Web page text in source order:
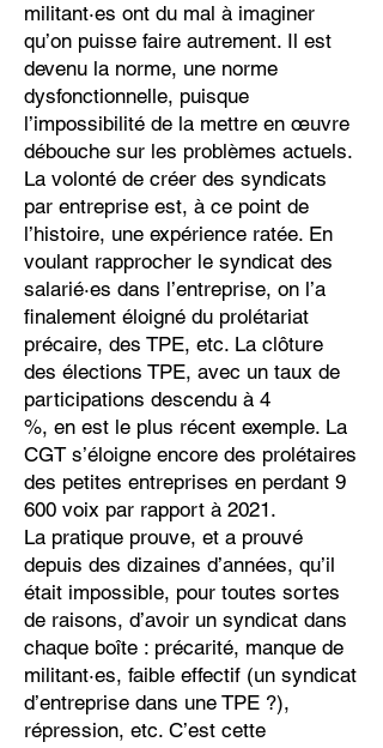
militant·es ont du mal à imaginer
qu’on puisse faire autrement. Il est
devenu la norme, une norme
dysfonctionnelle, puisque
l’impossibilité de la mettre en œuvre
débouche sur les problèmes actuels.
La volonté de créer des syndicats
par entreprise est, à ce point de
l’histoire, une expérience ratée. En
voulant rapprocher le syndicat des
salarié·es dans l’entreprise, on l’a
finalement éloigné du prolétariat
précaire, des TPE, etc. La clôture
des élections TPE, avec un taux de
participations descendu à 4
%, en est le plus récent exemple. La
CGT s’éloigne encore des prolétaires
des petites entreprises en perdant 9
600 voix par rapport à 2021.
La pratique prouve, et a prouvé
depuis des dizaines d’années, qu’il
était impossible, pour toutes sortes
de raisons, d’avoir un syndicat dans
chaque boîte : précarité, manque de
militant·es, faible effectif (un syndicat
d’entreprise dans une TPE ?),
répression, etc. C’est cette